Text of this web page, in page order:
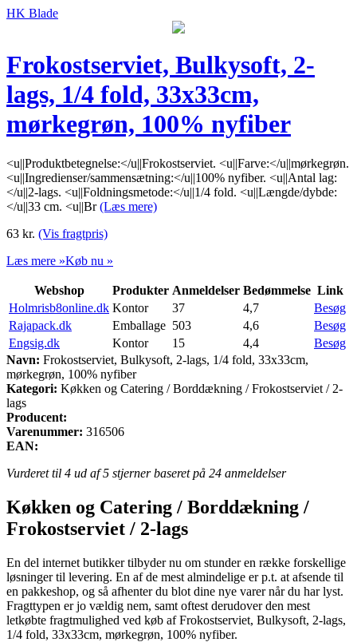
HK Blade
Frokostserviet, Bulkysoft, 2-
lags, 1/4 fold, 33x33cm,
mørkegrøn, 100% nyfiber
<u||Produktbetegnelse:</u||Frokostserviet. <u||Farve:</u||mørkegrøn.
<u||Ingredienser/sammensætning:</u||100% nyfiber. <u||Antal lag:
</u||2-lags. <u||Foldningsmetode:</u||1/4 fold. <u||Længde/dybde:
</u||33 cm. <u||Br(Læs mere)
63 kr. (Vis fragtpris)
Læs mere »Køb nu »
Webshop Produkter Anmeldelser Bedømmelse Link
Holmrisb8online.dk Kontor 37 4,7
Besøg
Rajapack.dk
Emballage 503 4,6
Besøg
Engsig.dk
Kontor 15 4,4
Besøg
Navn: Frokostserviet, Bulkysoft, 2-lags, 1/4 fold, 33x33cm,
mørkegrøn, 100% nyfiber
Kategori: Køkken og Catering / Borddækning / Frokostserviet / 2-
lags
Producent:
Varenummer: 316506
EAN:
Vurderet til 4 ud af 5 stjerner baseret på 24 anmeldelser
Køkken og Catering / Borddækning /
Frokostserviet / 2-lags
En del internet butikker tilbyder nu om stunder en række forskellige
løsninger til levering. En af de mest almindelige er p.t. at afsende til
en pakkeshop, og så afhenter du blot dine nye varer når du har lyst.
Fragttypen er jo vældig nem, samt oftest derudover den mest
letkøbte fragtmulighed ved køb af Frokostserviet, Bulkysoft, 2-lags,
1/4 fold, 33x33cm, mørkegrøn, 100% nyfiber.